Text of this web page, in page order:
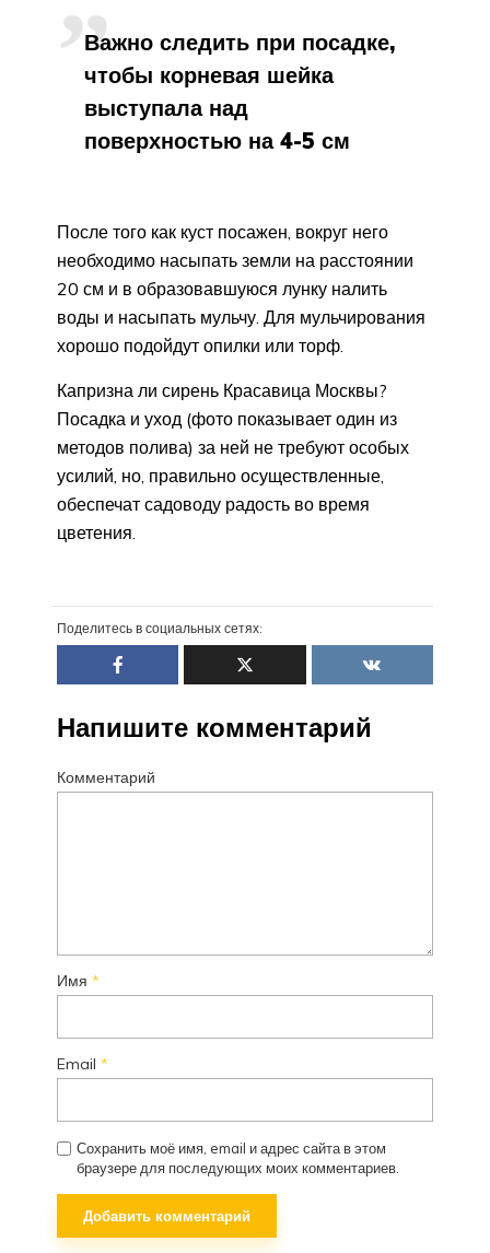
Важно следить при посадке,
чтобы корневая шейка
выступала над
поверхностью на 4-5 см
После того как куст посажен, вокруг него
необходимо насыпать земли на расстоянии
20 см и в образовавшуюся лунку налить
воды и насыпать мульчу. Для мульчирования
хорошо подойдут опилки или торф.
Капризна ли сирень Красавица Москвы?
Посадка и уход (фото показывает один из
методов полива) за ней не требуют особых
усилий, но, правильно осуществленные,
обеспечат садоводу радость во время
цветения.
Поделитесь в социальных сетях:
Напишите комментарий
Комментарий
Имя *
Email *
Сохранить моё имя, email и адрес сайта в этом
браузере для последующих моих комментариев.